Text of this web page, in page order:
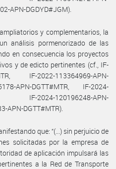
APN-DGDYD#JGM).
y complementarios, la
análisis pormenorizado de las
en consecuencia los proyectos
y de edicto pertinentes (cf., IF-
IF-2022-113364969-APN-
APN-DGTT#MTR, IF-2024-
IF-2024-120196248-APN-
APN-DGTT#MTR).
que: “(...) sin perjuicio de
solicitadas por la empresa de
de aplicación impulsará las
a la Red de Transporte